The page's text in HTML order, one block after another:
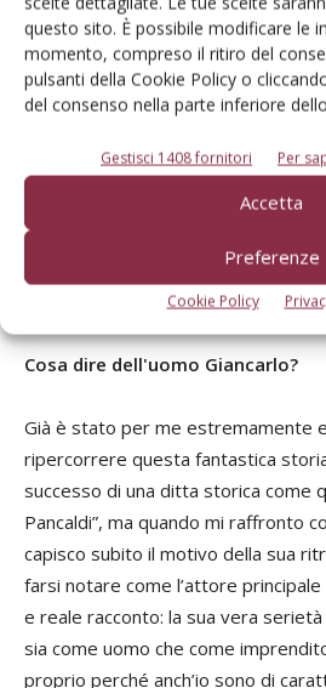
questo sito. È possibile modificare le
momento, compreso il ritiro del
pulsanti della Cookie Policy o
del consenso nella parte inferiore
Gestisci 1408 fornitori Per
Accetta
Preferenze
Cookie Policy
nato della casa Pancaldi, che non
innocenza infantile, la bramosia di
con l’entusiasmo e l’emozione di
erogherà una volta messo in moto
nastri silenziosi e morbidi,
imponenza di quel grande mezzo
comodamente seduti e al riparo da
esterne, assaporando
tutt’altro tipo rispetto ai vecchi
Cosa dire dell'uomo Giancarlo?
Già è stato per me estremamente
ripercorrere questa fantastica
successo di una ditta storica come
Pancaldi”, ma quando mi raffronto
capisco subito il motivo della sua
farsi notare come l’attore
e reale racconto: la sua vera
sia come uomo che come
proprio perché anch’io sono di